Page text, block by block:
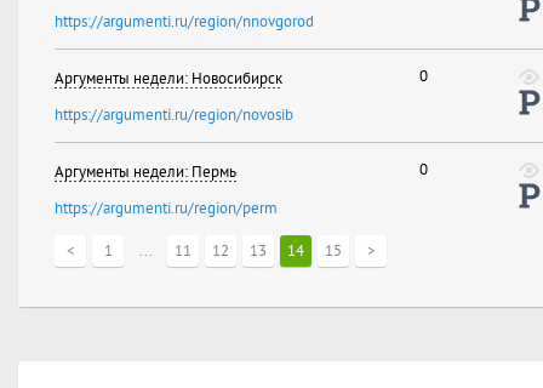
https://argumenti.ru/region/nnovgorod
Аргументы недели: Новосибирск
https://argumenti.ru/region/novosib
0
Аргументы недели: Пермь
https://argumenti.ru/region/perm
0
< 1 ... 11 12 13 14 15 >